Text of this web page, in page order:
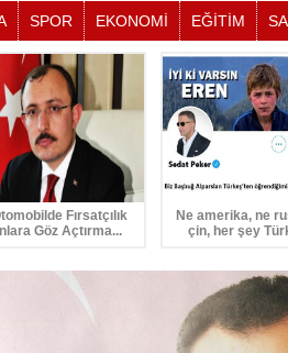
SPOR EKONOMİ EĞİTİM
Fırsatçılık
Göz Açtırma...
Ne amerika, ne
çin, her şey